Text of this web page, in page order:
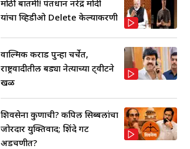
मोठी बातमी! पंतप्रधान नरेंद्र मोदी
यांचा व्हिडीओ Delete केल्याप्रकरणी
वाल्मिक कराड पुन्हा चर्चेत,
राष्ट्रवादीतील बड्या नेत्याच्या ट्वीटने
खळ
शिवसेना कुणाची? कपिल सिब्बलांचा
जोरदार युक्तिवाद; शिंदे गट
अडचणीत?